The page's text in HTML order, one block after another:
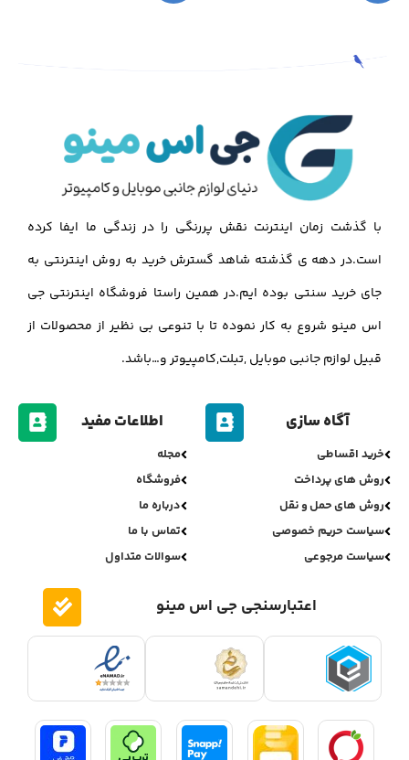
با گذشت زمان اینترنت نقش پررنگی را در زندگی ما ایفا کرده
است.در دهه ی گذشته شاهد گسترش خرید به روش اینترنتی به
جای خرید سنتی بوده ایم.در همین راستا فروشگاه اینترنتی جی
اس مینو شروع به کار نموده تا با تنوعی بی نظیر از محصولات از
قبیل لوازم جانبی موبایل ,تبلت,کامپیوتر و…باشد.
آگاه سازی
خرید اقساطی
روش های پرداخت
روش های حمل و نقل
سیاست حریم خصوصی
سیاست مرجوعی
اطلاعات مفید
مجله
فروشگاه
درباره ما
تماس با ما
سوالات متداول
اعتبارسنجی جی اس مینو